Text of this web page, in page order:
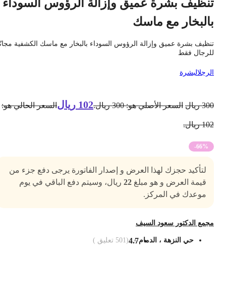
بشرة عميق وإزالة الرؤوس السوداء
مع ماسك
بشرة عميق وإزالة الرؤوس السوداء بالبخار مع ماسك الكشفية مجانًا
فقط
البشرة
ريال السعر الأصلي هو: 300 ريال. 102 ريال السعر الحالي هو:
-66%
لتأكيد حجزك لهذا العرض و إصدار الفاتورة يرجى دفع جزء من
قيمة العرض و هو مبلغ22ريال، وسيتم دفع الباقي في يوم
موعدك في المركز.
الدكتور سعود السيف
حي النزهة ، الدمام4.7
(
501تعليق )